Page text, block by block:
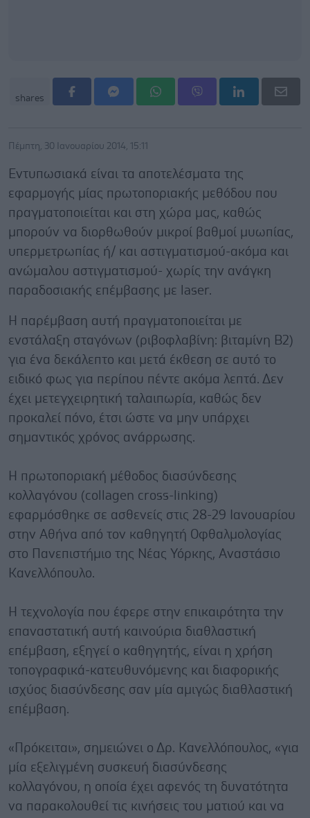
shares
Πέμπτη, 30 Ιανουαρίου 2014, 15:11
Εντυπωσιακά είναι τα αποτελέσματα της
εφαρμογής μίας πρωτοποριακής μεθόδου που
πραγματοποιείται και στη χώρα μας, καθώς
μπορούν να διορθωθούν μικροί βαθμοί μυωπίας,
υπερμετρωπίας ή/ και αστιγματισμού-ακόμα και
ανώμαλου αστιγματισμού- χωρίς την ανάγκη
παραδοσιακής επέμβασης με laser.
Η παρέμβαση αυτή πραγματοποιείται με
ενστάλαξη σταγόνων (ριβοφλαβίνη: βιταμίνη Β2)
για ένα δεκάλεπτο και μετά έκθεση σε αυτό το
ειδικό φως για περίπου πέντε ακόμα λεπτά. Δεν
έχει μετεγχειρητική ταλαιπωρία, καθώς δεν
προκαλεί πόνο, έτσι ώστε να μην υπάρχει
σημαντικός χρόνος ανάρρωσης.
Η πρωτοποριακή μέθοδος διασύνδεσης
κολλαγόνου (collagen cross-linking)
εφαρμόσθηκε σε ασθενείς στις 28-29 Ιανουαρίου
στην Αθήνα από τον καθηγητή Οφθαλμολογίας
στο Πανεπιστήμιο της Νέας Υόρκης, Αναστάσιο
Κανελλόπουλο.
Η τεχνολογία που έφερε στην επικαιρότητα την
επαναστατική αυτή καινούρια διαθλαστική
επέμβαση, εξηγεί ο καθηγητής, είναι η χρήση
τοπογραφικά-κατευθυνόμενης και διαφορικής
ισχύος διασύνδεσης σαν μία αμιγώς διαθλαστική
επέμβαση.
«Πρόκειται», σημειώνει ο Δρ. Κανελλόπουλος, «για
μία εξελιγμένη συσκευή διασύνδεσης
κολλαγόνου, η οποία έχει αφενός τη δυνατότητα
να παρακολουθεί τις κινήσεις του ματιού και να